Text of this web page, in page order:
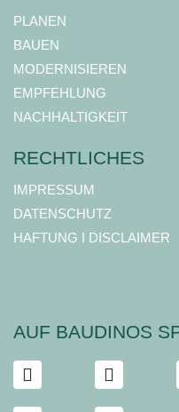
PLANEN
BAUEN
MODERNISIEREN
EMPFEHLUNG
NACHHALTIGKEIT
RECHTLICHES
IMPRESSUM
DATENSCHUTZ
HAFTUNG I DISCLAIMER
AUF BAUDINOS